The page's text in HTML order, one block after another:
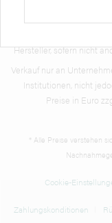
Hersteller, sofern nicht
Verkauf nur an
Institutionen, nicht
Preise in Euro
* Alle Preise verstehen
Cookie-
Zahlungskonditionen